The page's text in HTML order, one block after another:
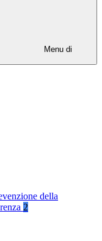
Menu di
della
2